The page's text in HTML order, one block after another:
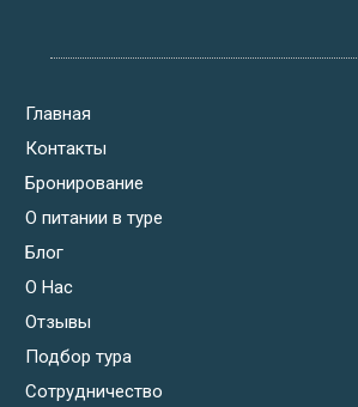
Главная
Контакты
Бронирование
О питании в туре
Блог
О Нас
Отзывы
Подбор тура
Сотрудничество